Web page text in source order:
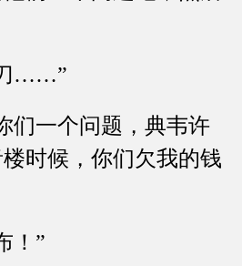
……”
一个问题，典韦许
时候，你们欠我的钱
”